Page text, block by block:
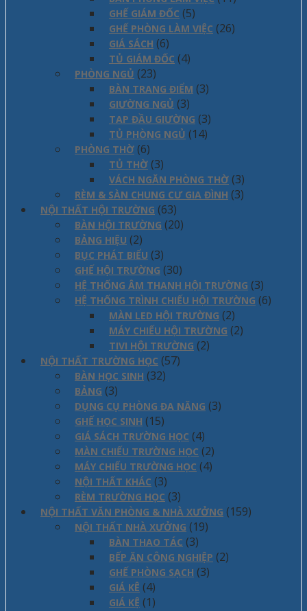
GHẾ GIÁM ĐỐC (5)
GHẾ PHÒNG LÀM VIỆC (26)
GIÁ SÁCH (6)
TỦ GIÁM ĐỐC (4)
PHÒNG NGỦ (23)
BÀN TRANG ĐIỂM (3)
GIƯỜNG NGỦ (3)
TAP ĐẦU GIƯỜNG (3)
TỦ PHÒNG NGỦ (14)
PHÒNG THỜ (6)
TỦ THỜ (3)
VÁCH NGĂN PHÒNG THỜ (3)
RÈM & SÀN CHUNG CƯ GIA ĐÌNH (3)
NỘI THẤT HỘI TRƯỜNG (63)
BÀN HỘI TRƯỜNG (20)
BẢNG HIỆU (2)
BỤC PHÁT BIỂU (3)
GHẾ HỘI TRƯỜNG (30)
HỆ THỐNG ÂM THANH HỘI TRƯỜNG (3)
HỆ THỐNG TRÌNH CHIẾU HỘI TRƯỜNG (6)
MÀN LED HỘI TRƯỜNG (2)
MÁY CHIẾU HỘI TRƯỜNG (2)
TIVI HỘI TRƯỜNG (2)
NỘI THẤT TRƯỜNG HỌC (57)
BÀN HỌC SINH (32)
BẢNG (3)
DỤNG CỤ PHÒNG ĐA NĂNG (3)
GHẾ HỌC SINH (15)
GIÁ SÁCH TRƯỜNG HỌC (4)
MÀN CHIẾU TRƯỜNG HỌC (2)
MÁY CHIẾU TRƯỜNG HỌC (4)
NỘI THẤT KHÁC (3)
RÈM TRƯỜNG HỌC (3)
NỘI THẤT VĂN PHÒNG & NHÀ XƯỞNG (159)
NỘI THẤT NHÀ XƯỞNG (19)
BÀN THAO TÁC (3)
BẾP ĂN CÔNG NGHIỆP (2)
GHẾ PHÒNG SẠCH (3)
GIÁ KÊ (4)
GIÁ KỆ (1)